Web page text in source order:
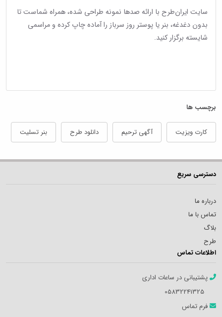
سایت ایران‌طرح با ارائه صدها نمونه طراحی شده، همراه شماست تا
بدون دغدغه، بنر یا پوستر روز سرباز را آماده چاپ کرده و مراسمی
شایسته برگزار کنید.
برچسب ها
کارت ویزیت آگهی ترحیم دانلود طرح بنر تسلیت
دسترسی سریع
درباره ما
تماس با ما
بلاگ
طرح
اطلاعات تماس
پشتیبانی در ساعات اداری
05832241325
فرم تماس